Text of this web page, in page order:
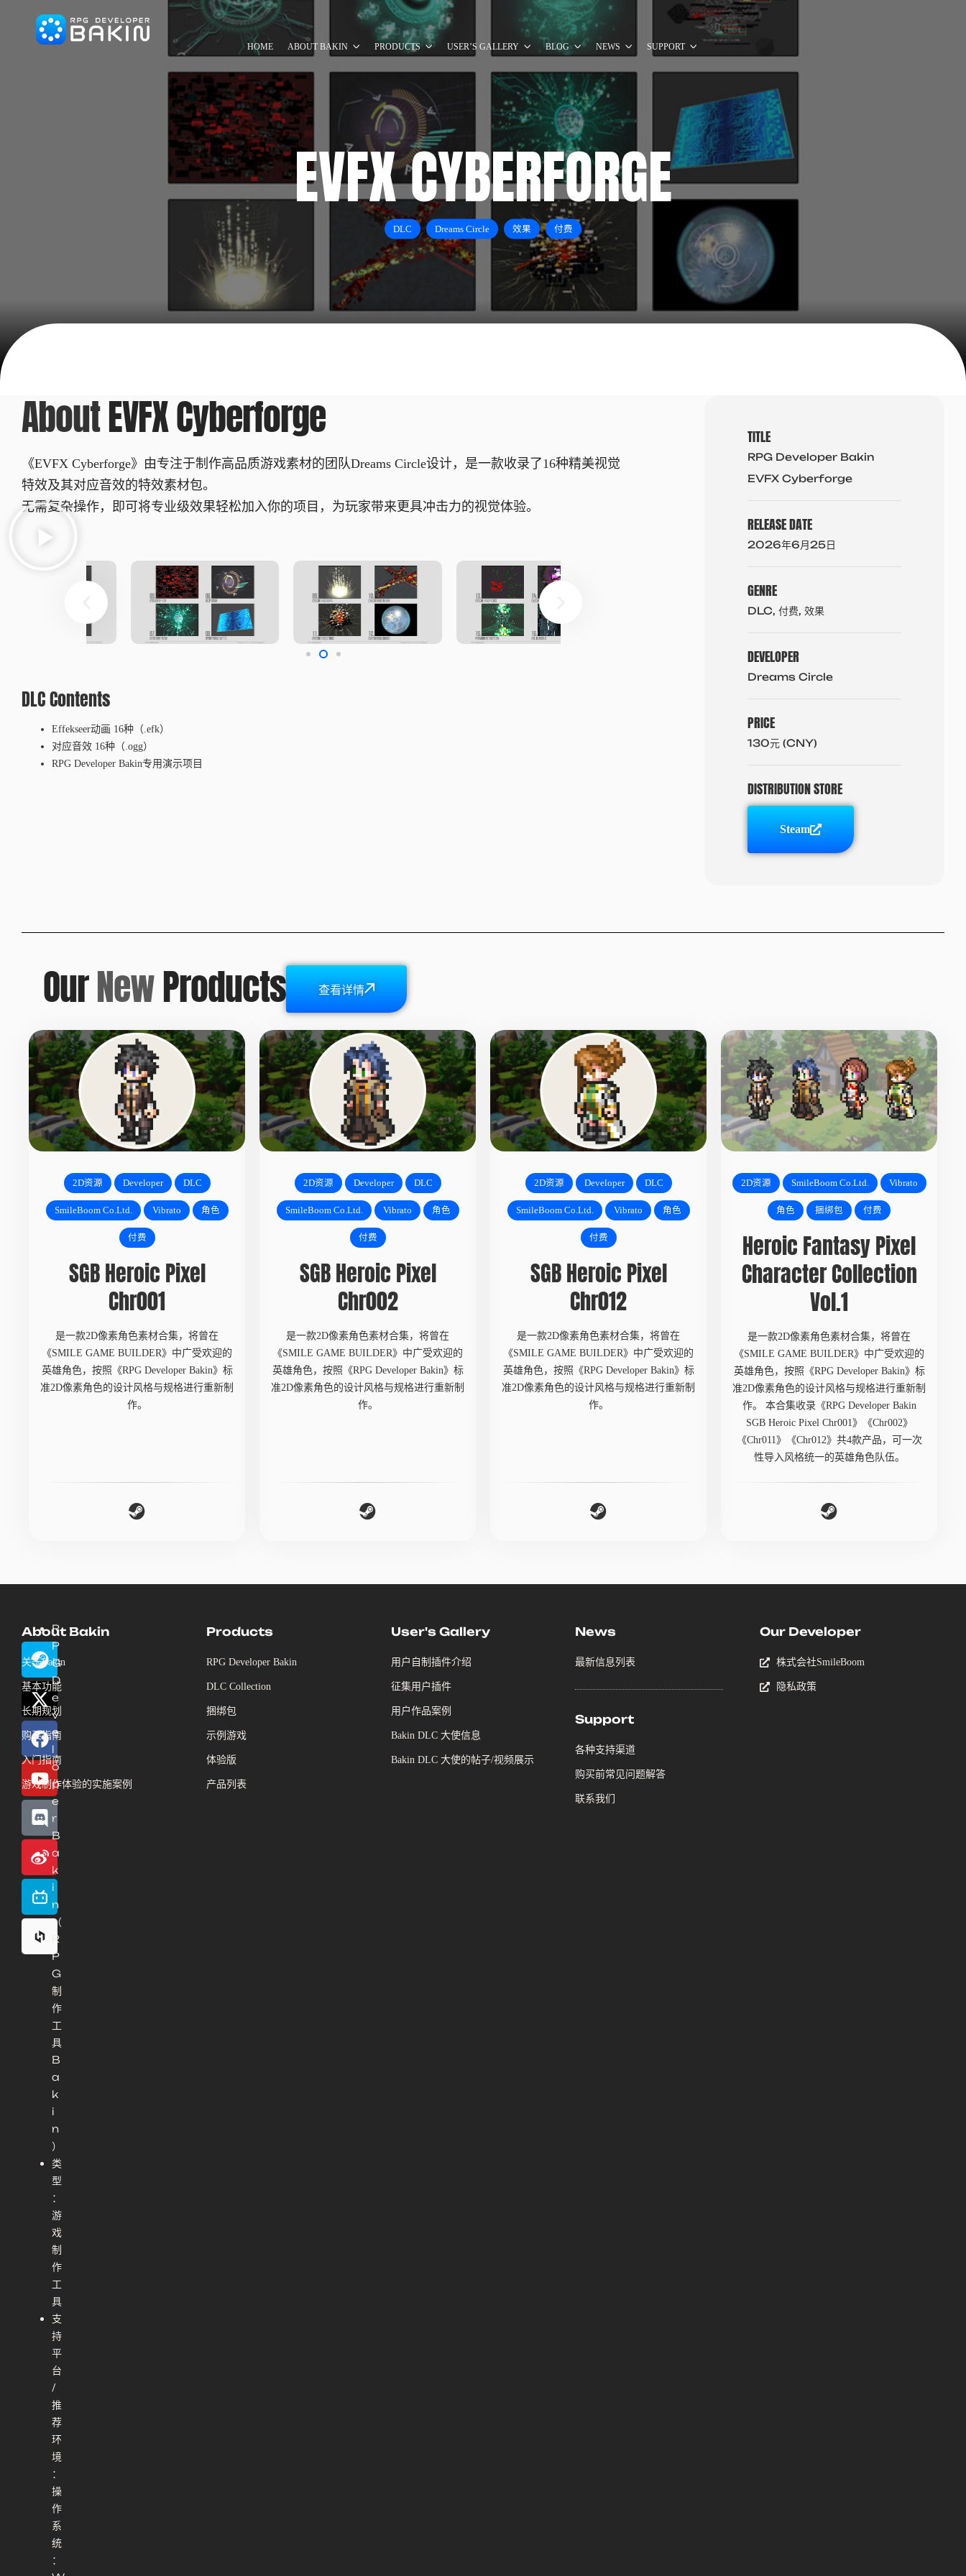
HOME ABOUT BAKIN PRODUCTS USER’S GALLERY BLOG NEWS SUPPORT
EVFX CYBERFORGE
DLC Dreams Circle 效果 付费
AboutEVFX Cyberforge
《EVFX Cyberforge》由专注于制作高品质游戏素材的团队Dreams Circle设计，是一款收录了16种精美视觉
特效及其对应音效的特效素材包。
无需复杂操作，即可将专业级效果轻松加入你的项目，为玩家带来更具冲击力的视觉体验。
DLC Contents
Effekseer动画 16种（.efk）
对应音效 16种（.ogg）
RPG Developer Bakin专用演示项目
TITLE
RPG Developer Bakin
EVFX Cyberforge
RELEASE DATE
2026年6月25日
GENRE
DLC, 付费, 效果
DEVELOPER
Dreams Circle
PRICE
130元 (CNY)
DISTRIBUTION STORE
Steam
OurNewProducts 查看详情
2D资源 Developer DLC
SmileBoom Co.Ltd. Vibrato 角色
付费
SGB Heroic Pixel
Chr001
是一款2D像素角色素材合集，将曾在
《SMILE GAME BUILDER》中广受欢迎的
英雄角色，按照《RPG Developer Bakin》标
准2D像素角色的设计风格与规格进行重新制
作。
2D资源 Developer DLC
SmileBoom Co.Ltd. Vibrato 角色
付费
SGB Heroic Pixel
Chr002
是一款2D像素角色素材合集，将曾在
《SMILE GAME BUILDER》中广受欢迎的
英雄角色，按照《RPG Developer Bakin》标
准2D像素角色的设计风格与规格进行重新制
作。
2D资源 Developer DLC
SmileBoom Co.Ltd. Vibrato 角色
付费
SGB Heroic Pixel
Chr012
是一款2D像素角色素材合集，将曾在
《SMILE GAME BUILDER》中广受欢迎的
英雄角色，按照《RPG Developer Bakin》标
准2D像素角色的设计风格与规格进行重新制
作。
2D资源 SmileBoom Co.Ltd. Vibrato
角色 捆绑包 付费
Heroic Fantasy Pixel
Character Collection
Vol.1
是一款2D像素角色素材合集，将曾在
《SMILE GAME BUILDER》中广受欢迎的
英雄角色，按照《RPG Developer Bakin》标
准2D像素角色的设计风格与规格进行重新制
作。 本合集收录《RPG Developer Bakin
SGB Heroic Pixel Chr001》《Chr002》
《Chr011》《Chr012》共4款产品，可一次
性导入风格统一的英雄角色队伍。
R
P
G
D
e
v
e
l
o
p
e
r
B
a
k
i
n
（
R
P
G
制
作
工
具
B
a
k
i
n
）
类
型
：
游
戏
制
作
工
具
支
持
平
台
/
推
荐
环
境
：
操
作
系
统
：
About Bakin
关于Bakin
基本功能
长期规划
购买指南
入门指南
游戏制作体验的实施案例
Products
RPG Developer Bakin
DLC Collection
捆绑包
示例游戏
体验版
产品列表
User's Gallery
用户自制插件介绍
征集用户插件
用户作品案例
Bakin DLC 大使信息
Bakin DLC 大使的帖子/视频展示
News
最新信息列表
Support
各种支持渠道
购买前常见问题解答
联系我们
Our Developer
株式会社SmileBoom
隐私政策